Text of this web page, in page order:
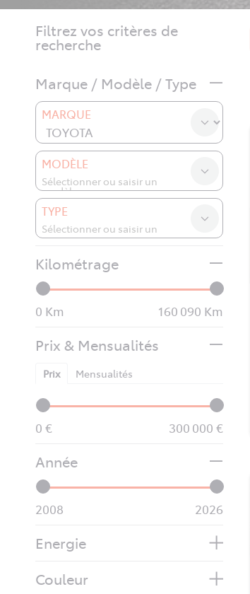
Filtrez vos critères de
recherche
Marque / Modèle / Type
MARQUE
MODÈLE
TYPE
Kilométrage
0 160 090
Prix & Mensualités
Prix Mensualités
0 300 000
Année
2008 2026
Energie
Couleur